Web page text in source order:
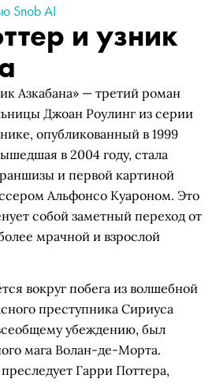
Snob AI
и узник
Азкабана» — третий роман
Джоан Роулинг из серии
опубликованный в 1999
в 2004 году, стала
и первой картиной
Альфонсо Куароном. Это
собой заметный переход от
мрачной и взрослой
вокруг побега из волшебной
преступника Сириуса
убеждению, был
мага Волан-де-Морта.
Гарри Поттера,